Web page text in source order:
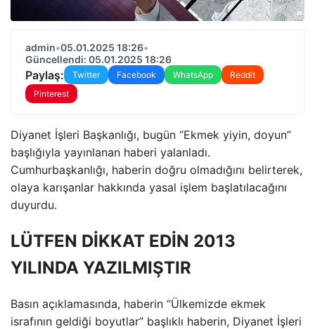
admin•05.01.2025 18:26•
Güncellendi: 05.01.2025 18:26
Paylaş: Twitter Facebook WhatsApp
Reddit
Pinterest
Diyanet İşleri Başkanlığı, bugün “Ekmek yiyin, doyun”
başlığıyla yayınlanan haberi yalanladı.
Cumhurbaşkanlığı, haberin doğru olmadığını belirterek,
olaya karışanlar hakkında yasal işlem başlatılacağını
duyurdu.
LÜTFEN DİKKAT EDİN 2013
YILINDA YAZILMIŞTIR
Basın açıklamasında, haberin “Ülkemizde ekmek
israfının geldiği boyutlar” başlıklı haberin, Diyanet İşleri